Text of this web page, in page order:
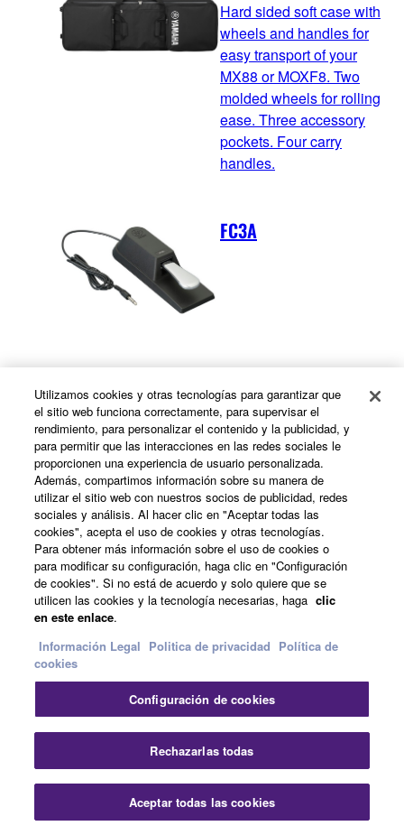
Hard sided soft case with
wheels and handles for
easy transport of your
MX88 or MOXF8. Two
molded wheels for rolling
ease. Three accessory
pockets. Four carry
handles.
FC3A
FC4A
FC5
FC7
Controlador de pie
Utilizamos cookies y otras tecnologías para garantizar que
el sitio web funciona correctamente, para supervisar el
rendimiento, para personalizar el contenido y la publicidad, y
para permitir que las interacciones en las redes sociales le
proporcionen una experiencia de usuario personalizada.
Además, compartimos información sobre su manera de
utilizar el sitio web con nuestros socios de publicidad, redes
sociales y análisis. Al hacer clic en "Aceptar todas las
cookies", acepta el uso de cookies y otras tecnologías.
Para obtener más información sobre el uso de cookies o
para modificar su configuración, haga clic en "Configuración
de cookies". Si no está de acuerdo y solo quiere que se
utilicen las cookies y la tecnología necesarias, haga clic
en este enlace.
Información Legal Politica de privacidad Política de
cookies
Configuración de cookies
Rechazarlas todas
Aceptar todas las cookies